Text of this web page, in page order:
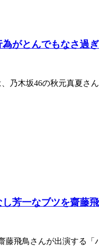
がとんでもなさ過
乃木坂46の秋元真夏
芳一なブツを齋藤
飛鳥さんが出演する